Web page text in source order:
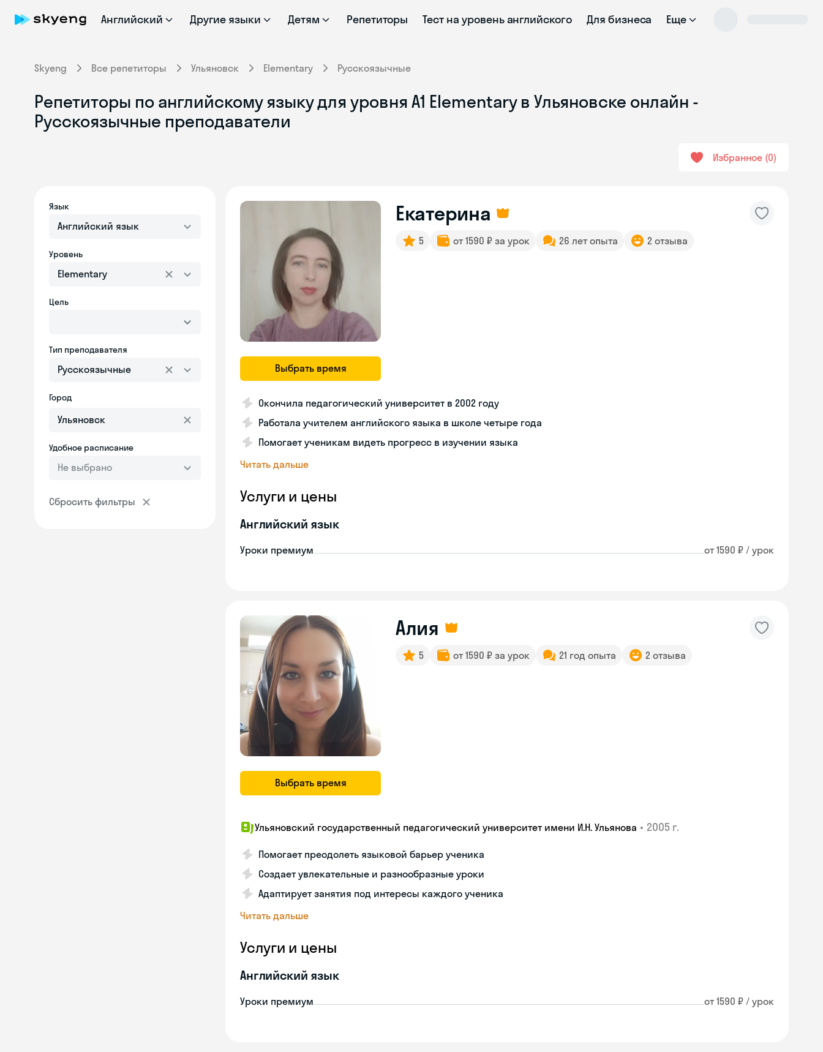
Английский Другие языки Детям Репетиторы Тест на уровень английского Для бизнеса Еще
Skyeng Все репетиторы Ульяновск Elementary Русскоязычные
Репетиторы по английскому языку для уровня A1 Elementary в Ульяновске онлайн -
Русскоязычные преподаватели
Избранное 0
Язык
Английский язык
Уровень
Elementary
Цель
Тип преподавателя
Русскоязычные
Город
Удобное расписание
Не выбрано
Сбросить фильтры
Выбрать время
Екатерина
5 от 1590 ₽ за урок 26 лет опыта 2 отзыва
Окончила педагогический университет в 2002 году
Работала учителем английского языка в школе четыре года
Помогает ученикам видеть прогресс в изучении языка
Читать дальше
Услуги и цены
Английский язык
Уроки премиум от 1590 ₽ / урок
Выбрать время
Алия
5 от 1590 ₽ за урок 21 год опыта 2 отзыва
Ульяновский государственный педагогический университет имени И.Н. Ульянова • 2005 г.
Помогает преодолеть языковой барьер ученика
Создает увлекательные и разнообразные уроки
Адаптирует занятия под интересы каждого ученика
Читать дальше
Услуги и цены
Английский язык
Уроки премиум от 1590 ₽ / урок